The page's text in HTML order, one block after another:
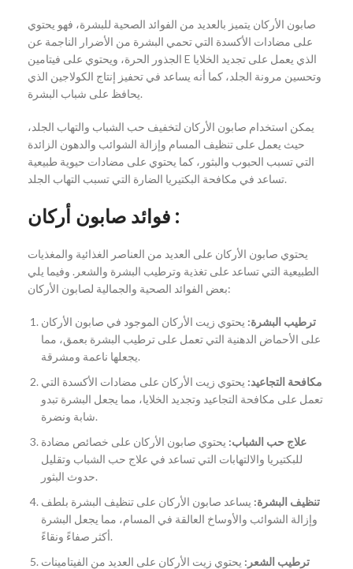
صابون الأركان يتميز بالعديد من الفوائد الصحية للبشرة، فهو يحتوي
على مضادات الأكسدة التي تحمي البشرة من الأضرار الناجمة عن
الجذور الحرة، ويحتوي على فيتامين E الذي يعمل على تجديد الخلايا
وتحسين مرونة الجلد، كما أنه يساعد في تحفيز إنتاج الكولاجين الذي
يحافظ على شباب البشرة.
يمكن استخدام صابون الأركان لتخفيف حب الشباب والتهاب الجلد،
حيث يعمل على تنظيف المسام وإزالة الشوائب والدهون الزائدة
التي تسبب الحبوب والبثور، كما يحتوي على مضادات حيوية طبيعية
تساعد في مكافحة البكتيريا الضارة التي تسبب التهاب الجلد.
فوائد صابون أركان :
يحتوي صابون الأركان على العديد من العناصر الغذائية والمغذيات
الطبيعية التي تساعد على تغذية وترطيب البشرة والشعر. وفيما يلي
بعض الفوائد الصحية والجمالية لصابون الأركان:
ترطيب البشرة: يحتوي زيت الأركان الموجود في صابون الأركان
على الأحماض الدهنية التي تعمل على ترطيب البشرة بعمق، مما
يجعلها ناعمة ومشرقة.
مكافحة التجاعيد: يحتوي زيت الأركان على مضادات الأكسدة التي
تعمل على مكافحة التجاعيد وتجديد الخلايا، مما يجعل البشرة تبدو
شابة ونضرة.
علاج حب الشباب: يحتوي صابون الأركان على خصائص مضادة
للبكتيريا والالتهابات التي تساعد في علاج حب الشباب وتقليل
حدوث البثور.
تنظيف البشرة: يساعد صابون الأركان على تنظيف البشرة بلطف
وإزالة الشوائب والأوساخ العالقة في المسام، مما يجعل البشرة
أكثر صفاءً ونقاءً.
ترطيب الشعر: يحتوي زيت الأركان على العديد من الفيتامينات